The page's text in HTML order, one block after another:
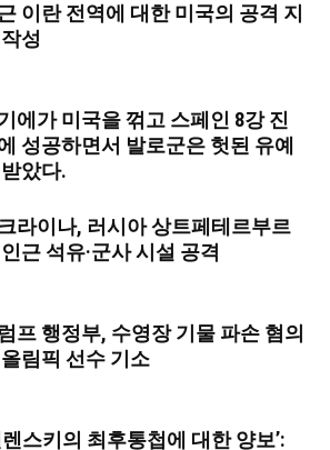
이란 전역에 대한 미국의 공격 지
성
에가 미국을 꺾고 스페인 8강 진
성공하면서 발로군은 헛된 유예
았다.
라이나, 러시아 상트페테르부르
근 석유·군사 시설 공격
프 행정부, 수영장 기물 파손 혐의
림픽 선수 기소
렌스키의 최후통첩에 대한 양보’: